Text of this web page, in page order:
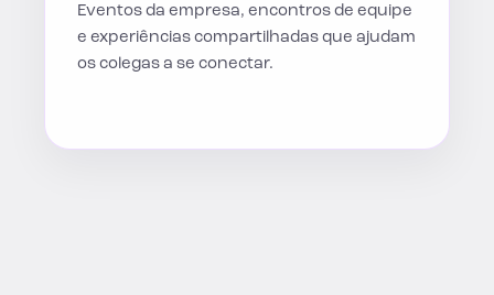
Eventos da empresa, encontros de equipe
e experiências compartilhadas que ajudam
os colegas a se conectar.